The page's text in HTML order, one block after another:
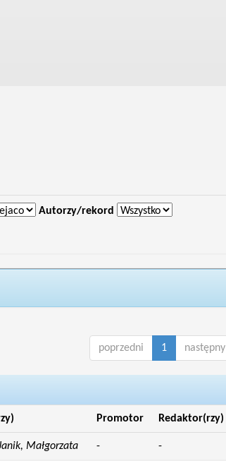
Autorzy/rekord
poprzedni 1 następny
Promotor Redaktor(rzy)
Małgorzata - -